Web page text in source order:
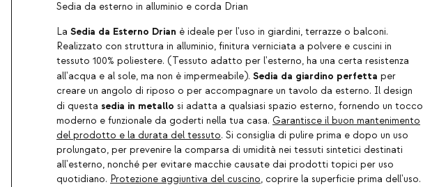
Sedia da esterno in alluminio e corda Drian
La Sedia da Esterno Drian è ideale per l'uso in giardini, terrazze o balconi.
Realizzato con struttura in alluminio, finitura verniciata a polvere e cuscini in
tessuto 100% poliestere. (Tessuto adatto per l'esterno, ha una certa resistenza
all'acqua e al sole, ma non è impermeabile). Sedia da giardino perfetta per
creare un angolo di riposo o per accompagnare un tavolo da esterno. Il design
di questa sedia in metallo si adatta a qualsiasi spazio esterno, fornendo un tocco
moderno e funzionale da goderti nella tua casa. Garantisce il buon mantenimento
del prodotto e la durata del tessuto. Si consiglia di pulire prima e dopo un uso
prolungato, per prevenire la comparsa di umidità nei tessuti sintetici destinati
all'esterno, nonché per evitare macchie causate dai prodotti topici per uso
quotidiano. Protezione aggiuntiva del cuscino, coprire la superficie prima dell'uso.